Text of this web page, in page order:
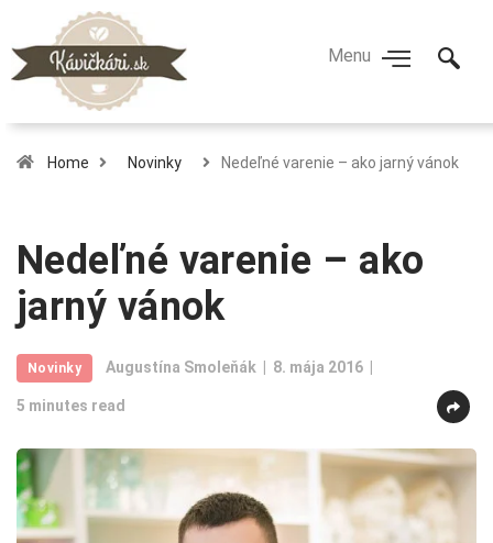
Home Novinky Nedeľné varenie – ako jarný vánok
Nedeľné varenie – ako
jarný vánok
Novinky Augustína Smoleňák 8. mája 2016
5 minutes read